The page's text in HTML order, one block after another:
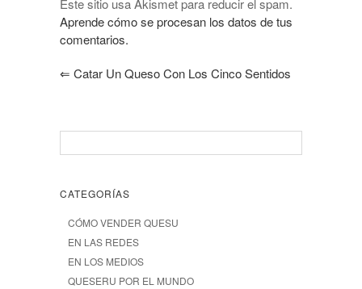
Este sitio usa Akismet para reducir el spam.
Aprende cómo se procesan los datos de tus
comentarios.
⇐ Catar Un Queso Con Los Cinco Sentidos
CATEGORÍAS
CÓMO VENDER QUESU
EN LAS REDES
EN LOS MEDIOS
QUESERU POR EL MUNDO